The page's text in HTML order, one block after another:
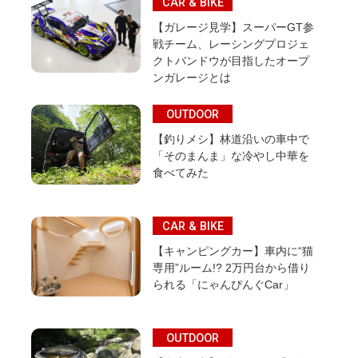
【ガレージ見学】スーパーGT参
戦チーム、レーシングプロジェ
クトバンドウが目指したオープ
ンガレージとは
OUTDOOR
【釣りメシ】林道沿いの車中で
「そのまんま」な冷やし中華を
食べてみた
CAR & BIKE
【キャンピングカー】車内に“猫
専用”ルーム!? 2万円台から借り
られる「にゃんぴんぐCar」
OUTDOOR